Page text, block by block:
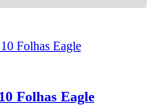
Folhas Eagle